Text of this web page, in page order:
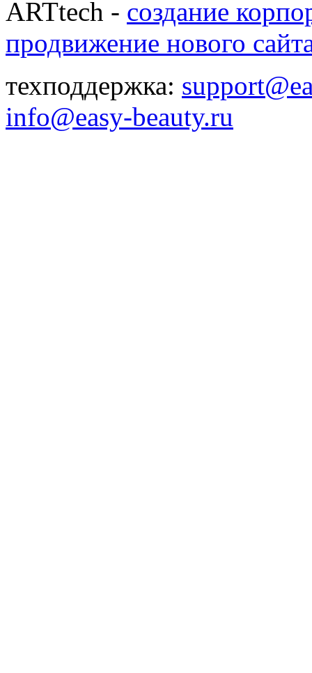
ARTtech - создание
продвижение нового
техподдержка:
info@easy-beauty.ru